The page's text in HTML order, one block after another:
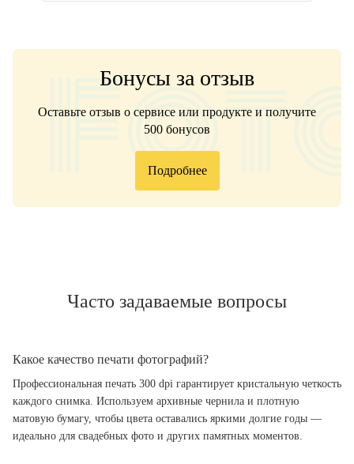
Бонусы за отзыв
Оставьте отзыв о сервисе или продукте и получите
500 бонусов
Подробнее
Часто задаваемые вопросы
Какое качество печати фотографий?
Профессиональная печать 300 dpi гарантирует кристальную четкость
каждого снимка. Используем архивные чернила и плотную
матовую бумагу, чтобы цвета оставались яркими долгие годы —
идеально для свадебных фото и других памятных моментов.